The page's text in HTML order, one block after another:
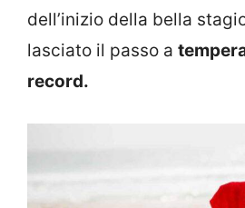
dell’inizio della bella
lasciato il passo a
record.